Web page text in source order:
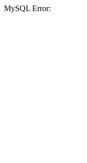
MySQL Error: